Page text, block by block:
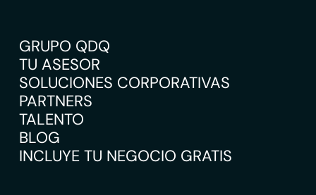
GRUPO QDQ
TU ASESOR
SOLUCIONES CORPORATIVAS
PARTNERS
TALENTO
BLOG
INCLUYE TU NEGOCIO GRATIS